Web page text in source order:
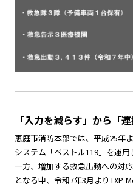
「入力を減らす」から「
恵庭市消防本部では、平成25年
システム「ベストル119」を運用
一方、増加する救急出動への対
となる中、令和7年3月よりTXP